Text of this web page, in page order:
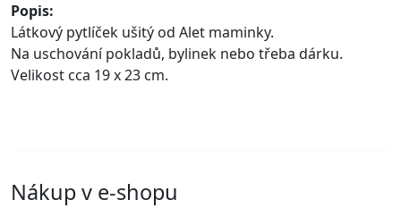
Popis:
Látkový pytlíček ušitý od Alet maminky.
Na uschování pokladů, bylinek nebo třeba dárku.
Velikost cca 19 x 23 cm.
Nákup v e-shopu